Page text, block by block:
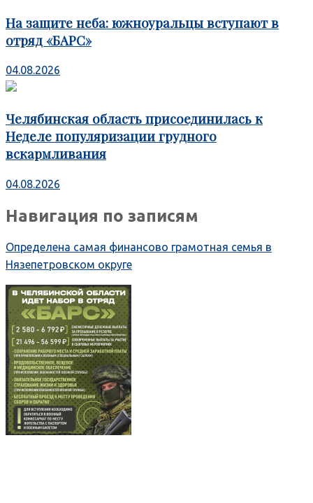
На защите неба: южноуральцы вступают в
отряд «БАРС»
04.08.2026
Челябинская область присоединилась к
Неделе популяризации грудного
вскармливания
04.08.2026
Навигация по записям
Определена самая финансово грамотная семья в
Нязепетровском округе